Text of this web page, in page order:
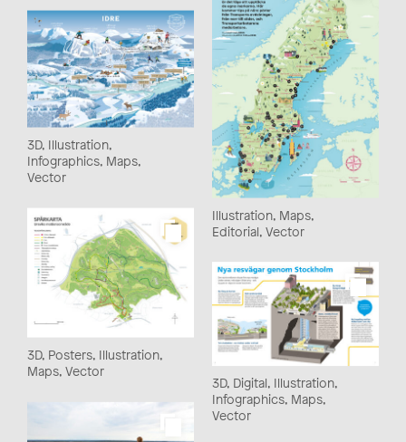
Illustration, Maps,
Editorial, Vector
3D, Illustration,
Infographics, Maps,
Vector
3D, Posters, Illustration,
Maps, Vector
3D, Digital, Illustration,
Infographics, Maps,
Vector